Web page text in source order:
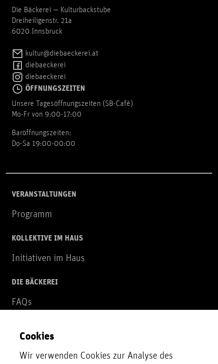
Die Bäckerei — Kulturbackstube
Dreiheiligenstr. 21a
6020 Innsbruck
kultur@diebaeckerei.at
diebaeckerei
diebaeckerei
ÖFFNUNGSZEITEN
Unsere Tagesöffnungszeiten (SB-Cafè)
Mo-Fr von 9:00-17:00
Baröffnungszeiten:
Do-Sa 19:00-00:00
VERANSTALTUNGEN
Programm
KOLLEKTIVE IM HAUS
Initiativen im Haus
DIE BÄCKEREI
FAQs
NEWSLETTER
Zur Newsletter Anmeldung
Cookies
Wir verwenden Cookies zur Analyse des